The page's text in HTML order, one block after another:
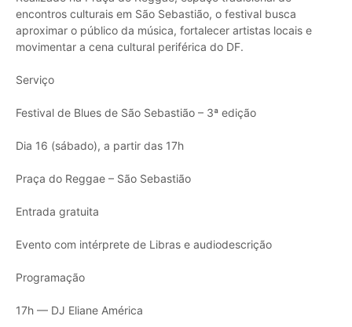
encontros culturais em São Sebastião, o festival busca
aproximar o público da música, fortalecer artistas locais e
movimentar a cena cultural periférica do DF.
Serviço
Festival de Blues de São Sebastião – 3ª edição
Dia 16 (sábado), a partir das 17h
Praça do Reggae – São Sebastião
Entrada gratuita
Evento com intérprete de Libras e audiodescrição
Programação
17h — DJ Eliane América